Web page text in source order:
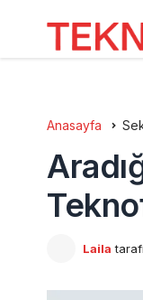
Anasayfa
Laila